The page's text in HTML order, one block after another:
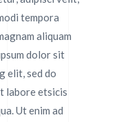
tempora
aliquam
dolor sit
elit, sed do
labore etsicis
Ut enim ad